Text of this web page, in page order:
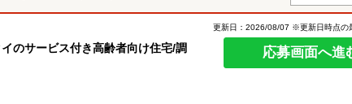
のサービス付き高齢者向け住宅/調
更新日：2026/08/07 ※更新日時点の
応募画面へ進